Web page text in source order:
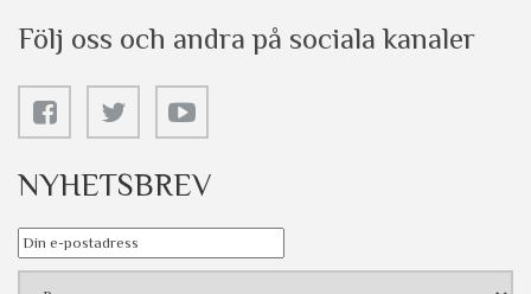
Följ oss och andra på sociala kanaler
NYHETSBREV